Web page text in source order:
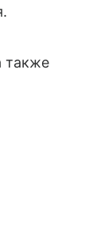
также